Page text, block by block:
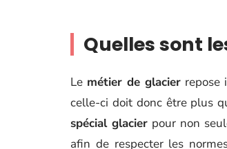
Quelles sont
Le métier de glacier repose
celle-ci doit donc être plus
spécial glacier pour non
afin de respecter les